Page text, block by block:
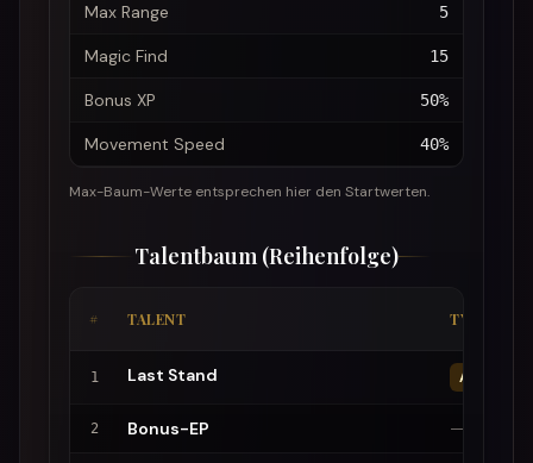
Max Range 5
Magic Find 15
Bonus XP 50%
Movement Speed 40%
Max-Baum-Werte entsprechen hier den Startwerten.
Talentbaum (Reihenfolge)
# TALENT TYP
1 Last Stand AKTIV
2 Bonus-EP —